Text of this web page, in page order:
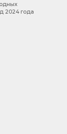
2024 года